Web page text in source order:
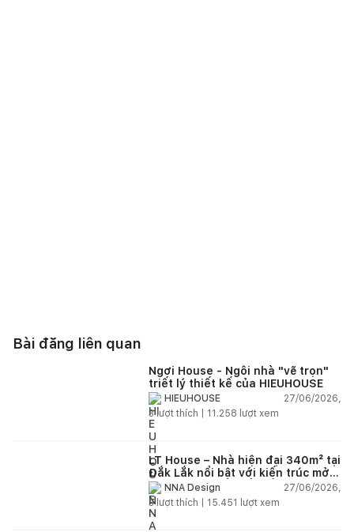
Bài đăng liên quan
Ngơi House - Ngôi nhà "vẽ trọn"
triết lý thiết kế của HIEUHOUSE
HIEUHOUSE
27/06/2026,
3lượt thích | 11.258 lượt xem
LT House – Nhà hiện đại 340m² tại
Đắk Lắk nổi bật với kiến trúc mở
và hệ sân vườn kết nối thiên
nhiên
NNA Design
27/06/2026,
3lượt thích | 15.451 lượt xem